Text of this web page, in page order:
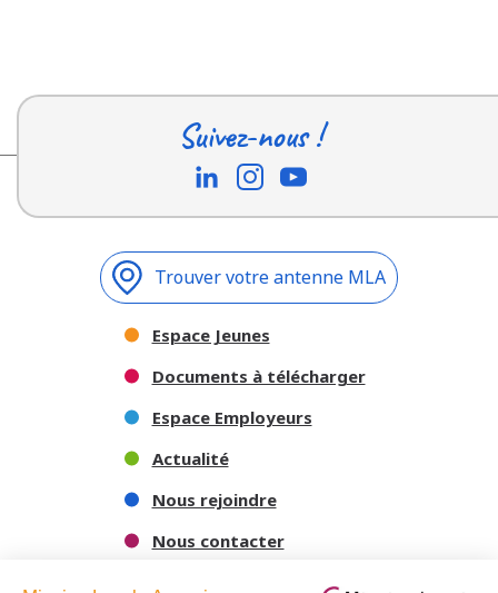
Suivez-nous !
Trouver votre antenne MLA
Espace Jeunes
Documents à télécharger
Espace Employeurs
Actualité
Nous rejoindre
Nous contacter